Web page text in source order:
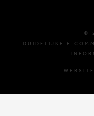
©
DUIDELIJKE E-